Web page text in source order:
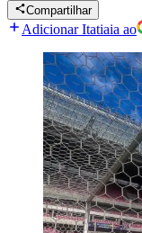
Compartilhar
Adicionar Itatiaia ao